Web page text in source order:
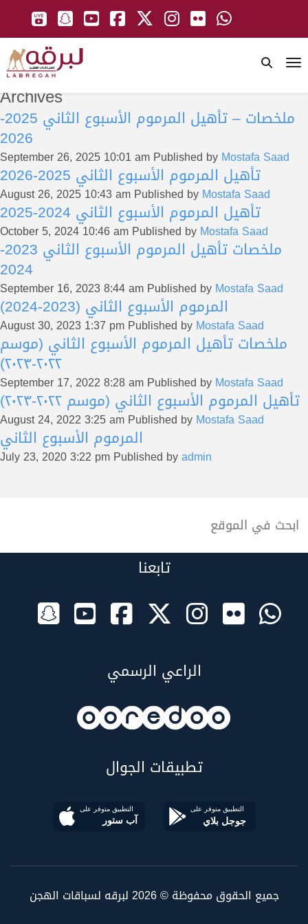
Archives
ملخصات – تأهيل المرموم الأسبوع الثاني 2025-
2026
September 26, 2025 10:01 amPublished byMostafa Saad
تأهيل المرموم الأسبوع الثاني 2025-2026
August 26, 2025 10:43 amPublished byMostafa Saad
تأهيل المرموم الأسبوع الثاني 2024-2025
October 5, 2024 10:46 amPublished byMostafa Saad
ملخصات تأهيل المرموم الأسبوع الثاني 2023-
2024
September 16, 2023 8:44 amPublished byMostafa Saad
المرموم الأسبوع الثاني (2023-2024)
August 30, 2023 1:37 pmPublished byMostafa Saad
ملخصات تأهيل المرموم الأسبوع الثاني (موسم
٢٠٢٢-٢٠٢٣)
September 17, 2022 8:28 amPublished byMostafa Saad
تأهيل المرموم الأسبوع الثاني (موسم ٢٠٢٢-٢٠٢٣)
August 24, 2022 3:25 amPublished byMostafa Saad
المرموم الأسبوع الثاني
July 23, 2020 3:22 pmPublished byadmin
تابعنا
الراعي الرسمي
تطبيقات الجوال
جميع الحقوق محفوظة © 2026 لبرقه لسباقات الهجن